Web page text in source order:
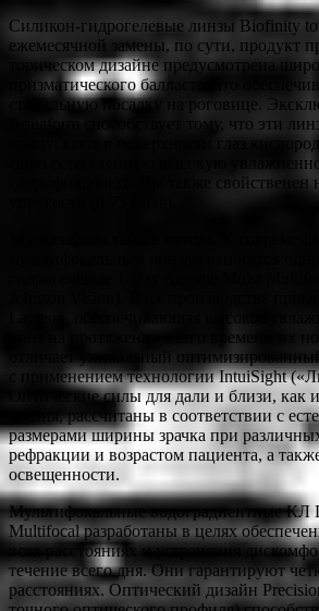
Силикон-гидрогелевые линзы Biofinity
ежемесячной замены, по сути, продукт
торическом дизайне предусмотрена
призматического балласта, что
стабильную посадку на роговице.
Aquaform способствует тому, что эти
пропускают к поверхности глаз
свою естественную высокую
гидрофильность. Им также свойственен
Johnson Vision). В их производстве
линз на протяжении всего времени их
отличает уникальный
с применением технологии IntuiSight
Оптические силы для дали и близи, как
зрения, рассчитаны в соответствии с
размерами ширины зрачка при
рефракции и возрастом пациента, а
освещенности.
Мультифокальные водоградиентные КЛ
Multifocal разработаны в целях
всех расстояниях и устранения
течение всего дня. Они гарантируют
расстояниях. Оптический дизайн